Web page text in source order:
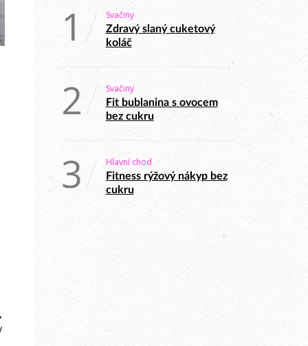
1 Svačiny
Zdravý slaný cuketový
koláč
2 Svačiny
Fit bublanina s ovocem
bez cukru
3 Hlavní chod
Fitness rýžový nákyp bez
cukru